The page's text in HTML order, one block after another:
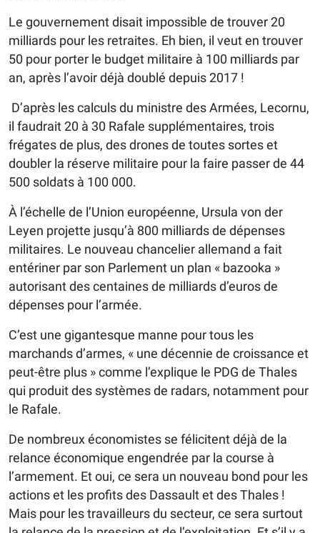
Le gouvernement disait impossible de trouver 20
milliards pour les retraites. Eh bien, il veut en trouver
50 pour porter le budget militaire à 100 milliards par
an, après l’avoir déjà doublé depuis 2017 !
D’après les calculs du ministre des Armées, Lecornu,
il faudrait 20 à 30 Rafale supplémentaires, trois
frégates de plus, des drones de toutes sortes et
doubler la réserve militaire pour la faire passer de 44
500 soldats à 100 000.
À l’échelle de l’Union européenne, Ursula von der
Leyen projette jusqu’à 800 milliards de dépenses
militaires. Le nouveau chancelier allemand a fait
entériner par son Parlement un plan « bazooka »
autorisant des centaines de milliards d’euros de
dépenses pour l’armée.
C’est une gigantesque manne pour tous les
marchands d’armes, « une décennie de croissance et
peut-être plus » comme l’explique le PDG de Thales
qui produit des systèmes de radars, notamment pour
le Rafale.
De nombreux économistes se félicitent déjà de la
relance économique engendrée par la course à
l’armement. Et oui, ce sera un nouveau bond pour les
actions et les profits des Dassault et des Thales !
Mais pour les travailleurs du secteur, ce sera surtout